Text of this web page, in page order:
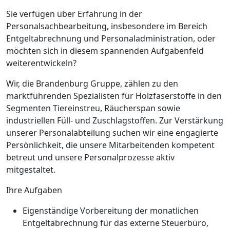
Sie verfügen über Erfahrung in der
Personalsachbearbeitung, insbesondere im Bereich
Entgeltabrechnung und Personaladministration, oder
möchten sich in diesem spannenden Aufgabenfeld
weiterentwickeln?
Wir, die Brandenburg Gruppe, zählen zu den
marktführenden Spezialisten für Holzfaserstoffe in den
Segmenten Tiereinstreu, Räucherspan sowie
industriellen Füll- und Zuschlagstoffen. Zur Verstärkung
unserer Personalabteilung suchen wir eine engagierte
Persönlichkeit, die unsere Mitarbeitenden kompetent
betreut und unsere Personalprozesse aktiv
mitgestaltet.
Ihre Aufgaben
Eigenständige Vorbereitung der monatlichen
Entgeltabrechnung für das externe Steuerbüro,